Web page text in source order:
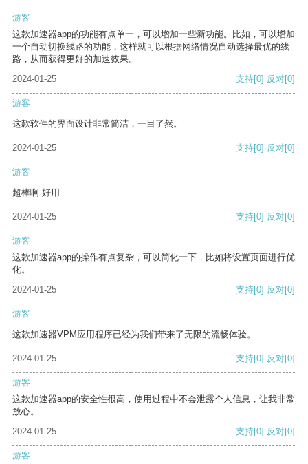
游客
这款加速器app的功能有点单一，可以增加一些新功能。比如，可以增加
一个自动切换线路的功能，这样就可以根据网络情况自动选择最优的线
路，从而获得更好的加速效果。
2024-01-25
支持[0] 反对[0]
游客
这款软件的界面设计非常简洁，一目了然。
2024-01-25 支持[0] 反对[0]
游客
超棒啊 好用
2024-01-25 支持[0] 反对[0]
游客
这款加速器app的操作有点复杂，可以简化一下，比如将设置页面进行优
化。
2024-01-25
支持[0] 反对[0]
游客
这款加速器VPM应用程序已经为我们带来了无限的流畅体验。
2024-01-25 支持[0] 反对[0]
游客
这款加速器app的安全性很高，使用过程中不会泄露个人信息，让我非常
放心。
2024-01-25
支持[0] 反对[0]
游客